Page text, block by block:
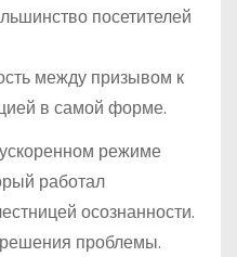
посетителей
между призывом к
в самой форме.
режиме
работал
осознанности.
проблемы.